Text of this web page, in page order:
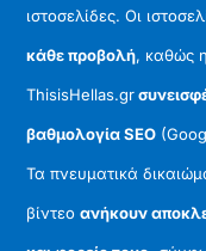
ιστοσελίδες. Οι
κάθε προβολή, καθώς
ThisisHellas.gr
βαθμολογία SEO
Τα πνευματικά
βίντεοανήκουν